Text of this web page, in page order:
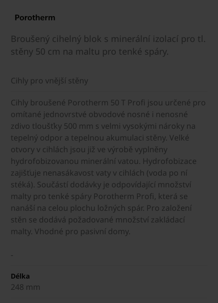
Broušený cihelný blok s minerální izolací pro tl.
stěny 50 cm na maltu pro tenké spáry.
Cihly pro vnější stěny
Cihly broušené Porotherm 50 T Profi jsou určené pro
omítané jednovrstvé obvodové nosné i nenosné
zdivo tloušťky 500 mm s velmi vysokými nároky na
tepelný odpor a tepelnou akumulaci stěny. Velké
otvory v cihlách jsou již ve výrobě vyplněny
hydrofobizovanou minerální vatou. Hydrofobizace
zajišťuje nenasákavost vaty v cihlách (voda po ní
stéká). Součástí dodávky je odpovídající množství
malty pro tenké spáry Porotherm Profi, která se
nanáší na celou plochu ložných spár. Pro založení
stěn se dodává požadované množství zakládací
malty. Vhodné pro pasivní domy.
-
Délka
248 mm